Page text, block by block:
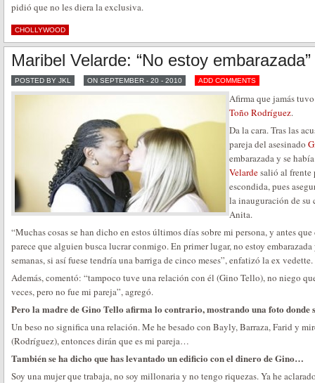
pidió que no les diera la exclusiva.
CHOLLYWOOD
Maribel Velarde: “No estoy embarazada”
POSTED BY JKL ON SEPTEMBER - 20 - 2010 ADD COMMENTS
Afirma que jamás
Toño Rodríguez.
Da la cara. Tras las
pareja del asesinado
embarazada y se
Velardesalió al frente
escondida, pues
la inauguración de
Anita.
“Muchas cosas se han dicho en estos últimos días sobre mi persona, y antes
parece que alguien busca lucrar conmigo. En primer lugar, no estoy
semanas, si así fuese tendría una barriga de cinco meses”, enfatizó la ex vedette.
Además, comentó: “tampoco tuve una relación con él (Gino Tello), no niego
veces, pero no fue mi pareja”, agregó.
Pero la madre de Gino Tello afirma lo contrario, mostrando una foto donde
Un beso no significa una relación. Me he besado con Bayly, Barraza, Farid y
(Rodríguez), entonces dirán que es mi pareja…
También se ha dicho que has levantado un edificio con el dinero de Gino…
Soy una mujer que trabaja, no soy millonaria y no tengo riquezas. Ya he